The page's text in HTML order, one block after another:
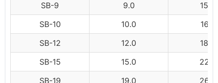
SB-9
9.0
15.0
SB-10
10.0
16.0
SB-12
12.0
18.0
SB-15
15.0
22.0
SB-19
19.0 26.0